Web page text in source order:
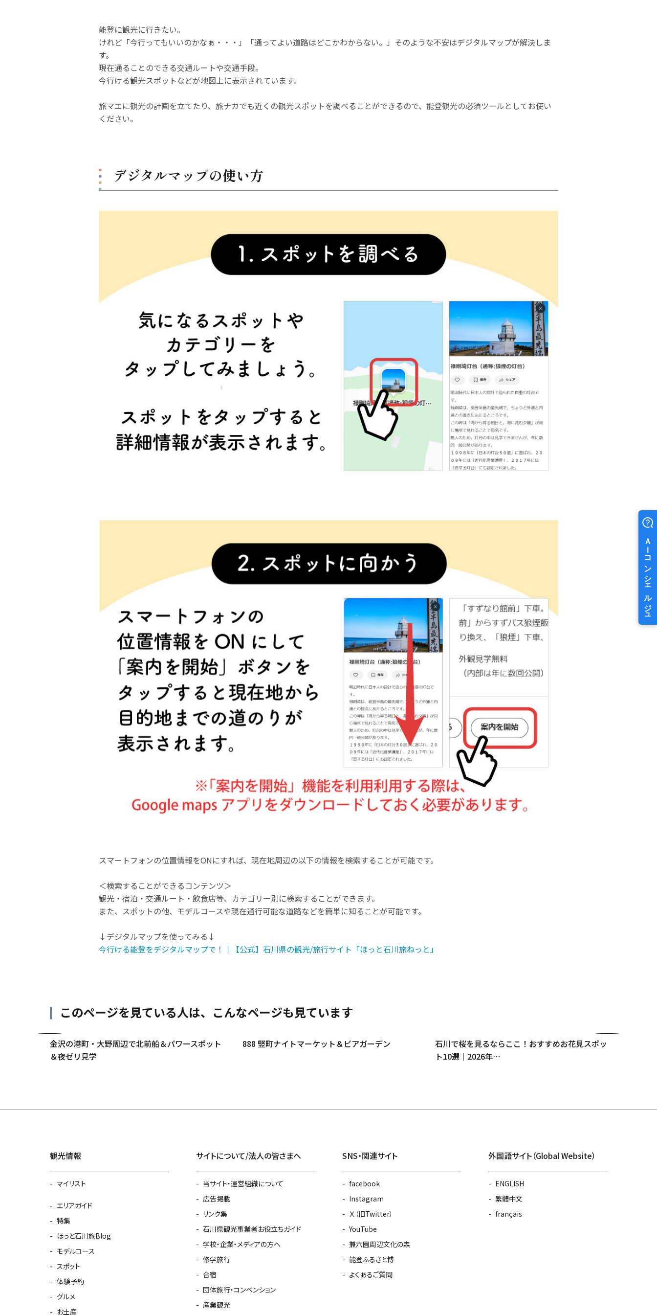
能登に観光に行きたい。
けれど「今行ってもいいのかなぁ・・・」「通ってよい道路はどこかわからない。」そのような不安はデジタルマップが解決しま
す。
現在通ることのできる交通ルートや交通手段。
今行ける観光スポットなどが地図上に表示されています。
旅マエに観光の計画を立てたり、旅ナカでも近くの観光スポットを調べることができるので、能登観光の必須ツールとしてお使い
ください。
デジタルマップの使い方
スマートフォンの位置情報をONにすれば、現在地周辺の以下の情報を検索することが可能です。
＜検索することができるコンテンツ＞
観光・宿泊・交通ルート・飲食店等、カテゴリー別に検索することができます。
また、スポットの他、モデルコースや現在通行可能な道路などを簡単に知ることが可能です。
↓デジタルマップを使ってみる↓
今行ける能登をデジタルマップで！｜【公式】石川県の観光/旅行サイト「ほっと石川旅ねっと」
このページを見ている人は、 こんなページも見ています
金沢の港町・大野周辺で北前船＆パワースポット
＆夜ゼリ見学
888 竪町ナイトマーケット＆ビアガーデン
石川で桜を見るならここ！おすすめお花見スポッ
ト10選｜2026年…
観光情報
マイリスト
エリアガイド
特集
ほっと石川旅Blog
モデルコース
スポット
体験予約
グルメ
お土産
サイトについて/法人の皆さまへ
当サイト・運営組織について
広告掲載
リンク集
石川県観光事業者お役立ちガイド
学校・企業・メディアの方へ
修学旅行
合宿
団体旅行・コンベンション
産業観光
SNS・関連サイト
facebook
Instagram
Ｘ（旧Twitter）
YouTube
兼六園周辺文化の森
能登ふるさと博
よくあるご質問
外国語サイト（Global Website）
ENGLISH
繁體中文
français